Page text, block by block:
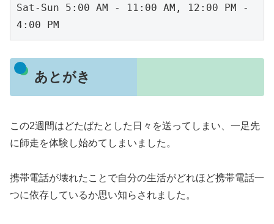
Sat-Sun 5:00 AM - 11:00 AM, 12:00 PM -
4:00 PM
あとがき
この2週間はどたばたとした日々を送ってしまい、一足先
に師走を体験し始めてしまいました。
携帯電話が壊れたことで自分の生活がどれほど携帯電話一
つに依存しているか思い知らされました。